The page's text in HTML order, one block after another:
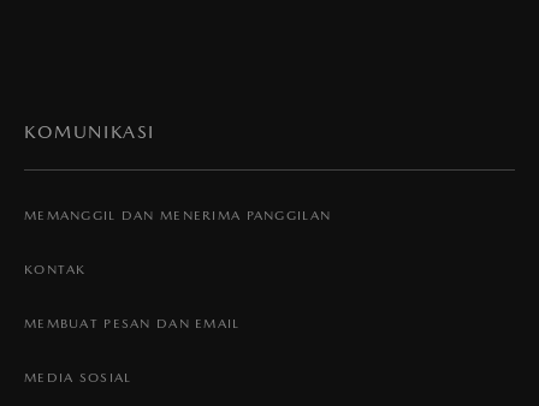
KOMUNIKASI
MEMANGGIL DAN MENERIMA PANGGILAN
KONTAK
MEMBUAT PESAN DAN EMAIL
MEDIA SOSIAL